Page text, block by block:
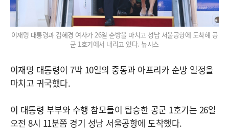
이재명 대통령과 김혜경 여사가 26일 순방을 마치고 성남 서울공항에 도착해 공
군 1호기에서 내리고 있다. 뉴시스
이재명 대통령이 7박 10일의 중동과 아프리카 순방 일정을
마치고 귀국했다.
이 대통령 부부와 수행 참모들이 탑승한 공군 1호기는 26일
오전 8시 11분쯤 경기 성남 서울공항에 도착했다.